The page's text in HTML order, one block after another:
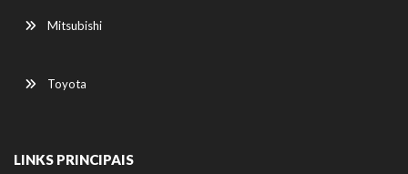
Mitsubishi
Toyota
LINKS PRINCIPAIS